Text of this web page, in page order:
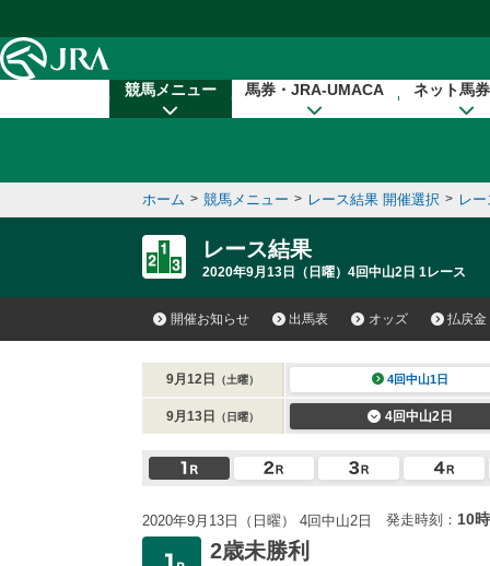
競馬メニュー 馬券・JRA-UMACA ネット馬
ホーム > 競馬メニュー > レース結果 開催選択 > レ
レース結果
2020年9月13日（日曜）4回中山2日 1レース
開催お知らせ 出馬表 オッズ 払戻金
9月12日 （土曜） 4回中山1日
9月13日 （日曜） 4回中山2日
2020年9月13日（日曜） 4回中山2日 発走時刻： 10
2歳未勝利